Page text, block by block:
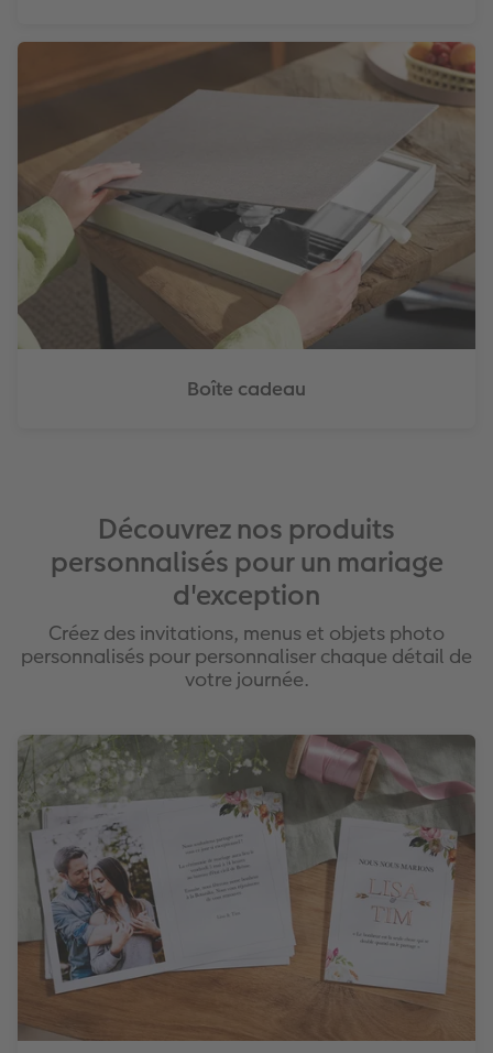
Boîte cadeau
Découvrez nos produits
personnalisés pour un mariage
d'exception
Créez des invitations, menus et objets photo
personnalisés pour personnaliser chaque détail de
votre journée.